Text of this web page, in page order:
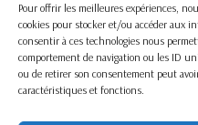
Pour offrir les meilleures expériences,
cookies pour stocker et/ou accéder aux
consentir à ces technologies nous
comportement de navigation ou les ID
ou de retirer son consentement peut
caractéristiques et fonctions.